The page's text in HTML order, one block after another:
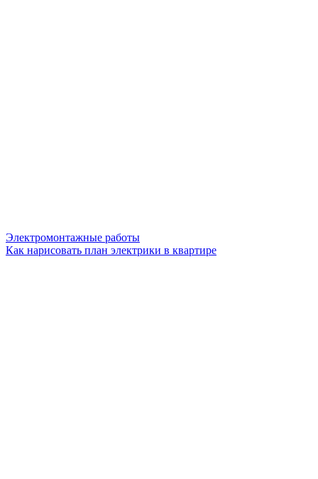
Электромонтажные работы
Как нарисовать план электрики в квартире